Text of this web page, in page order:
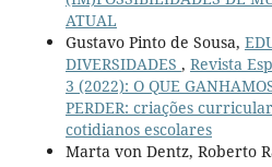
ATUAL
Gustavo Pinto de Sousa,
DIVERSIDADES , Revista
3 (2022): O QUE
PERDER: criações
cotidianos escolares
Marta von Dentz, Roberto